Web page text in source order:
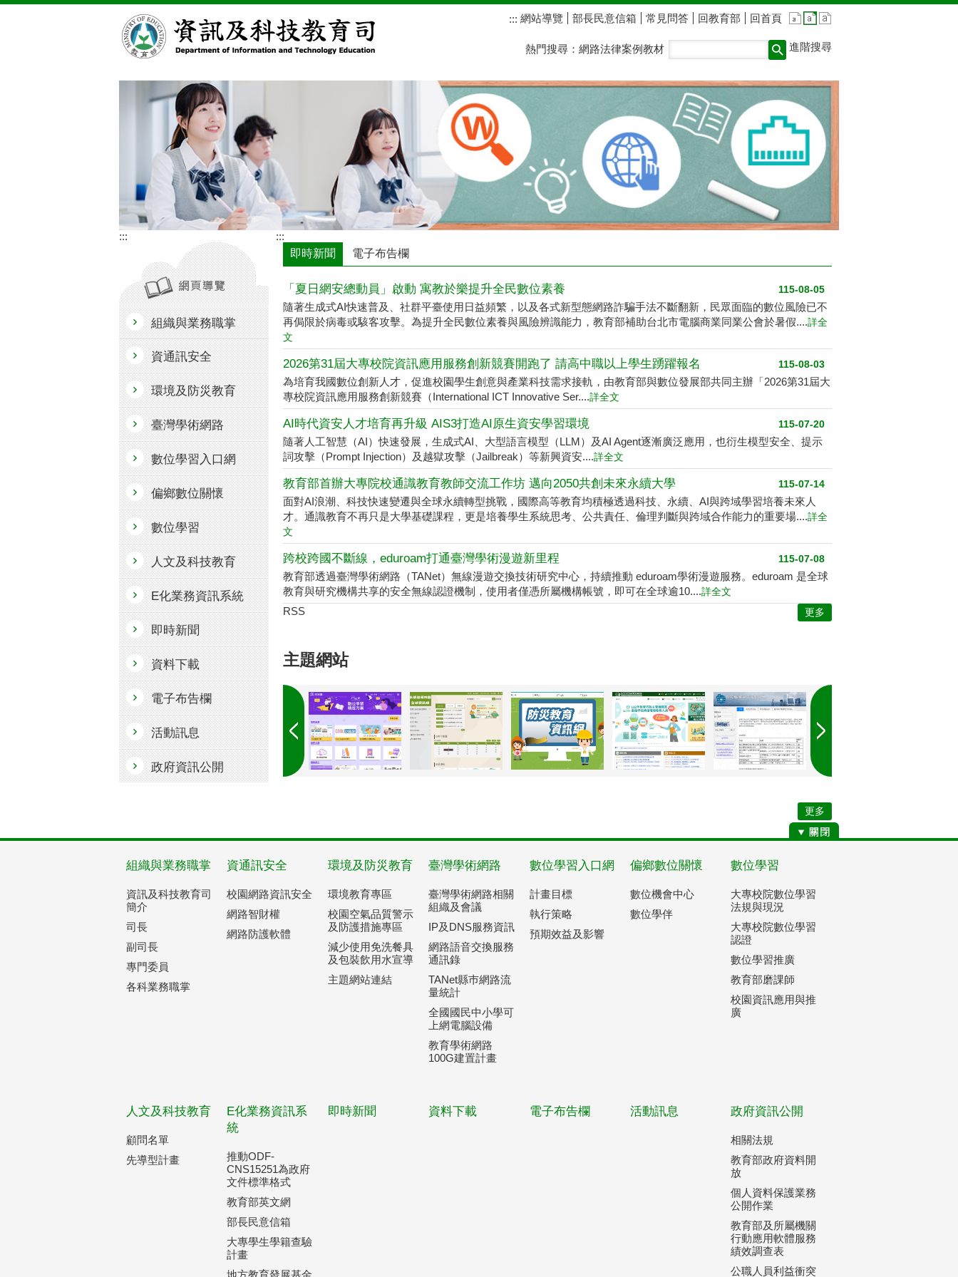
::: 網站導覽 部長民意信箱 常見問答 回教育部 回首頁
進階搜尋
熱門搜尋： 網路法律案例教材
:::
組織與業務職掌
資通訊安全
環境及防災教育
臺灣學術網路
數位學習入口網
偏鄉數位關懷
數位學習
人文及科技教育
E化業務資訊系統
即時新聞
資料下載
電子布告欄
活動訊息
政府資訊公開
:::
即時新聞
電子布告欄
115-08-05
「夏日網安總動員」啟動 寓教於樂提升全民數位素養
隨著生成式AI快速普及、社群平臺使用日益頻繁，以及各式新型態網路詐騙手法不斷翻新，民眾面臨的數位風險已不
再侷限於病毒或駭客攻擊。為提升全民數位素養與風險辨識能力，教育部補助台北市電腦商業同業公會於暑假....詳全
文
115-08-03
2026第31屆大專校院資訊應用服務創新競賽開跑了 請高中職以上學生踴躍報名
為培育我國數位創新人才，促進校園學生創意與產業科技需求接軌，由教育部與數位發展部共同主辦「2026第31屆大
專校院資訊應用服務創新競賽（International ICT Innovative Ser....詳全文
115-07-20
AI時代資安人才培育再升級 AIS3打造AI原生資安學習環境
隨著人工智慧（AI）快速發展，生成式AI、大型語言模型（LLM）及AI Agent逐漸廣泛應用，也衍生模型安全、提示
詞攻擊（Prompt Injection）及越獄攻擊（Jailbreak）等新興資安....詳全文
115-07-14
教育部首辦大專院校通識教育教師交流工作坊 邁向2050共創未來永續大學
面對AI浪潮、科技快速變遷與全球永續轉型挑戰，國際高等教育均積極透過科技、永續、AI與跨域學習培養未來人
才。通識教育不再只是大學基礎課程，更是培養學生系統思考、公共責任、倫理判斷與跨域合作能力的重要場....詳全
文
115-07-08
跨校跨國不斷線，eduroam打通臺灣學術漫遊新里程
教育部透過臺灣學術網路（TANet）無線漫遊交換技術研究中心，持續推動 eduroam學術漫遊服務。eduroam 是全球
教育與研究機構共享的安全無線認證機制，使用者僅憑所屬機構帳號，即可在全球逾10....詳全文
RSS 更多
主題網站
更多
組織與業務職掌
資訊及科技教育司
簡介
司長
副司長
專門委員
各科業務職掌
資通訊安全
校園網路資訊安全
網路智財權
網路防護軟體
環境及防災教育
環境教育專區
校園空氣品質警示
及防護措施專區
減少使用免洗餐具
及包裝飲用水宣導
主題網站連結
臺灣學術網路
臺灣學術網路相關
組織及會議
IP及DNS服務資訊
網路語音交換服務
通訊錄
TANet縣巿網路流
量統計
全國國民中小學可
上網電腦設備
教育學術網路
100G建置計畫
數位學習入口網
計畫目標
執行策略
預期效益及影響
偏鄉數位關懷
數位機會中心
數位學伴
數位學習
大專校院數位學習
法規與現況
大專校院數位學習
認證
數位學習推廣
教育部磨課師
校園資訊應用與推
廣
人文及科技教育
顧問名單
先導型計畫
E化業務資訊系
統
推動ODF-
CNS15251為政府
文件標準格式
教育部英文網
部長民意信箱
大專學生學籍查驗
計畫
地方教育發展基金
即時新聞 資料下載 電子布告欄 活動訊息 政府資訊公開
相關法規
教育部政府資料開
放
個人資料保護業務
公開作業
教育部及所屬機關
行動應用軟體服務
績效調查表
公職人員利益衝突